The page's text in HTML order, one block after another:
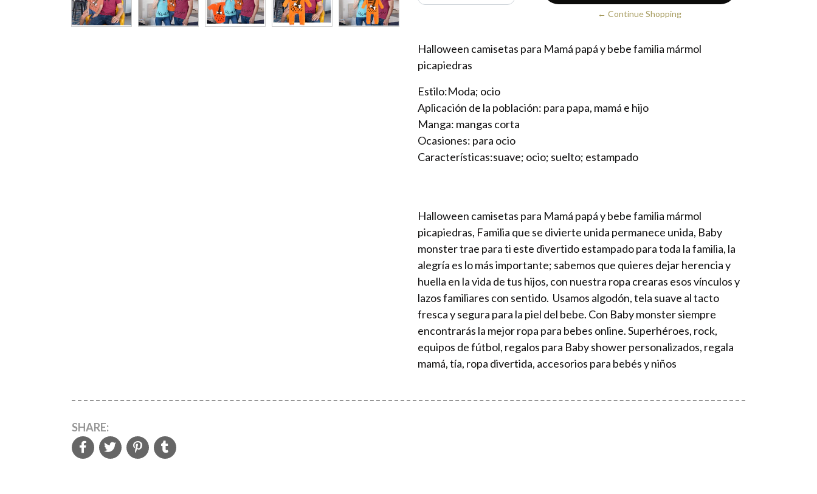
← Continue Shopping
Halloween camisetas para Mamá papá y bebe familia mármol
picapiedras
Estilo:Moda; ocio
Aplicación de la población: para papa, mamá e hijo
Manga: mangas corta
Ocasiones: para ocio
Características:suave; ocio; suelto; estampado
Halloween camisetas para Mamá papá y bebe familia mármol
picapiedras, Familia que se divierte unida permanece unida, Baby
monster trae para ti este divertido estampado para toda la familia, la
alegría es lo más importante; sabemos que quieres dejar herencia y
huella en la vida de tus hijos, con nuestra ropa crearas esos vínculos y
lazos familiares con sentido. Usamos algodón, tela suave al tacto
fresca y segura para la piel del bebe. Con Baby monster siempre
encontrarás la mejor ropa para bebes online. Superhéroes, rock,
equipos de fútbol, regalos para Baby shower personalizados, regala
mamá, tía, ropa divertida, accesorios para bebés y niños
SHARE: